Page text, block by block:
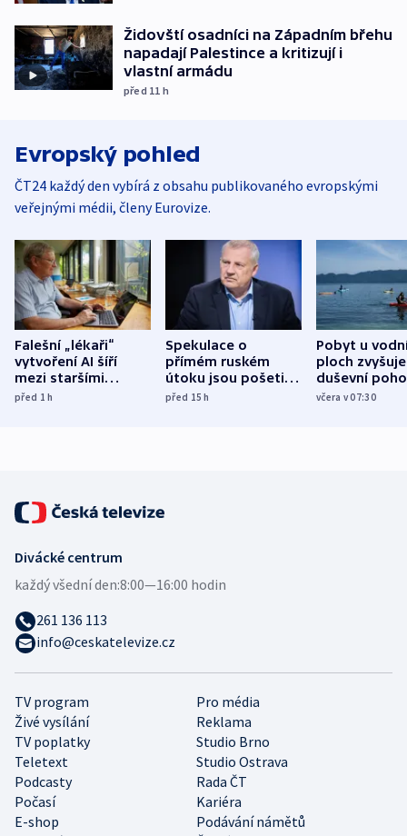
Židovští osadníci na Západním břehu
napadají Palestince a kritizují i
vlastní armádu
před 11 h
Evropský pohled
ČT24 každý den vybírá z obsahu publikovaného evropskými
veřejnými médii, členy Eurovize.
Falešní „lékaři“
vytvoření AI šíří
mezi staršími
Poláky nebezpečné
před 1h
Spekulace o
přímém ruském
útoku jsou pošetilé,
míní estonský
před 15h
Pobyt u
ploch zvyšuje
duševní
ukázala
včera v 07:30
TV program
Pro média
Živé vysílání
Reklama
TV poplatky
Studio Brno
Teletext
Studio Ostrava
Podcasty
Rada ČT
Počasí
Kariéra
E-shop
Podávání námětů
Divácké centrum
každý všední den:8:00—16:00 hodin
261 136 113
info@ceskatelevize.cz